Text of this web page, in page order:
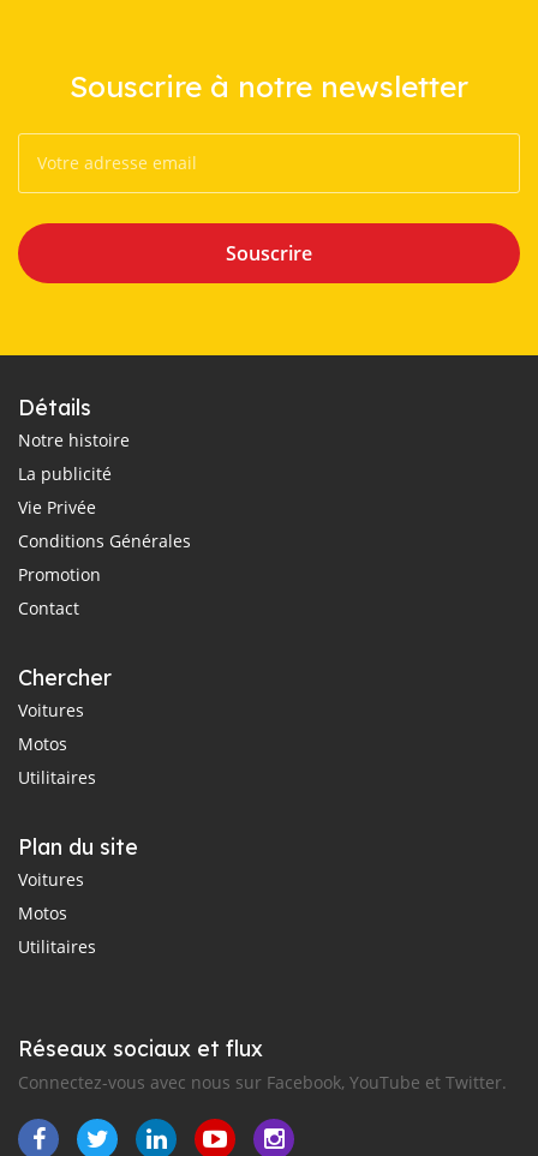
Souscrire à notre newsletter
Souscrire
Détails
Notre histoire
La publicité
Vie Privée
Conditions Générales
Promotion
Contact
Chercher
Voitures
Motos
Utilitaires
Plan du site
Voitures
Motos
Utilitaires
Réseaux sociaux et flux
Connectez-vous avec nous sur Facebook, YouTube et Twitter.